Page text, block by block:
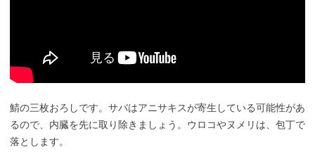
鯖の三枚おろしです。サバはアニサキスが寄生している可能性があ
るので、内臓を先に取り除きましょう。ウロコやヌメリは、包丁で
落とします。